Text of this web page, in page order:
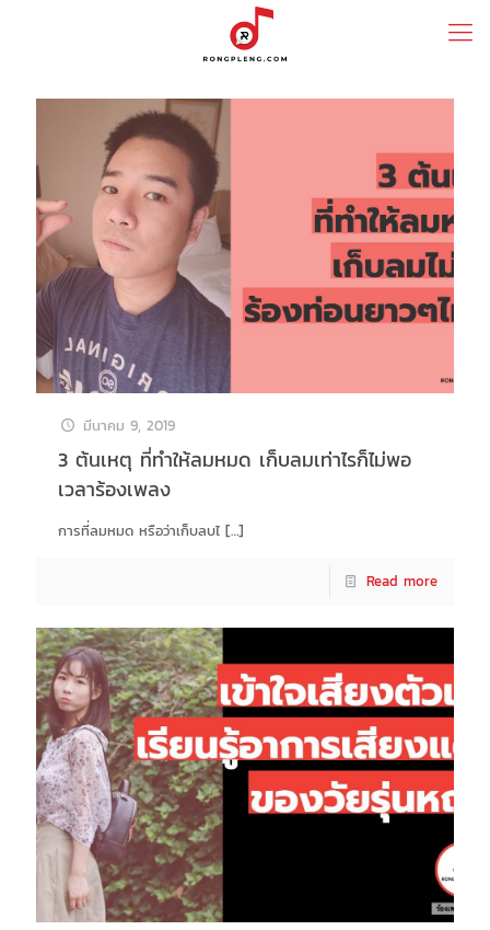
มีนาคม 9, 2019
3 ต้นเหตุ ที่ทำให้ลมหมด เก็บลมเท่าไรก็ไม่พอ
เวลาร้องเพลง
การที่ลมหมด หรือว่าเก็บลบไ […]
Read more